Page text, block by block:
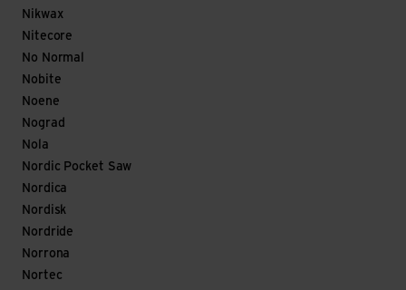
Nikwax
Nitecore
No Normal
Nobite
Noene
Nograd
Nola
Nordic Pocket Saw
Nordica
Nordisk
Nordride
Norrona
Nortec